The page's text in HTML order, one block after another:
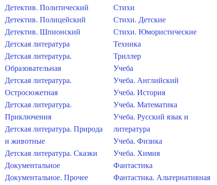
Детектив. Политический
Детектив. Полицейский
Детектив. Шпионский
Детская литература
Детская литература.
Образовательная
Детская литература.
Остросюжетная
Детская литература.
Приключения
Детская литература. Природа
и животные
Детская литература. Сказки
Документальное
Документальное. Прочее
Стихи
Стихи. Детские
Стихи. Юмористические
Техника
Триллер
Учеба
Учеба. Английский
Учеба. История
Учеба. Математика
Учеба. Русский язык и
литература
Учеба. Физика
Учеба. Химия
Фантастика
Фантастика. Альтернативная